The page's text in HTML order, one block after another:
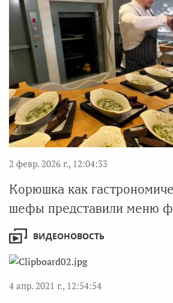
2 февр. 2026 г., 12:04:33
Корюшка как
шефы представили меню
ВИДЕОНОВОСТЬ
4 апр. 2021 г., 12:54:54